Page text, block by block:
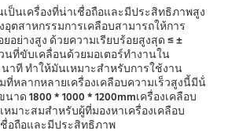
ป็นเครื่องที่น่าเชื่อถือและมีประสิทธิภาพสูง
ตสาหกรรมการเคลือบสามารถให้การ
อย่างสูง ด้วยความเรียบร้อยสูงสุด ≤ ±
นที่ขับเคลื่อนด้วยมอเตอร์ทํางานใน
นาที ทําให้มันเหมาะสําหรับการใช้งาน
ที่หลากหลายเครื่องเคลือบความเร็วสูงนี้มีน้ํ
าด 1800 * 1000 * 1200mmเครื่องเคลือบ
มาะสมสําหรับผู้ที่มองหาเครื่องเคลือบ
อถือและมีประสิทธิภาพ